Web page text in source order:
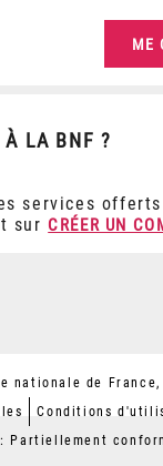
À LA BNF ?
services
sur CRÉER UN
nationale de France,
Conditions
Partiellement